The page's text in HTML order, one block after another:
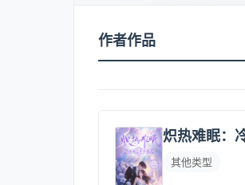
作者作品
炽热难眠：
其他类型